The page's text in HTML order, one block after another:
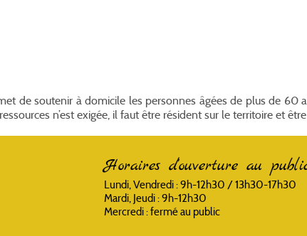
de soutenir à domicile les personnes âgées de plus de 60
n’est exigée, il faut être résident sur le territoire et
Horaires d'ouverture au
Lundi, Vendredi : 9h-12h30 / 13h30-17h30
Mardi, Jeudi : 9h-12h30
Mercredi : fermé au public